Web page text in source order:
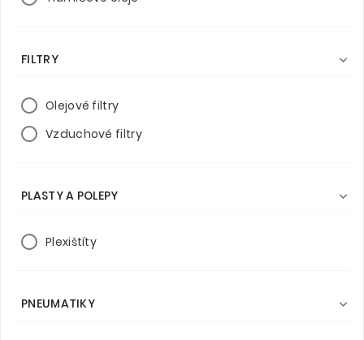
FILTRY 
Olejové filtry
Vzduchové filtry
PLASTY A POLEPY 
Plexištíty
PNEUMATIKY 